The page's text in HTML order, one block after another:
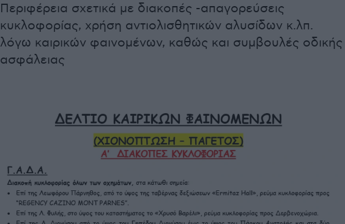
Περιφέρεια σχετικά με διακοπές -απαγορεύσεις
κυκλοφορίας, χρήση αντιολισθητικών αλυσίδων κ.λπ.
λόγω καιρικών φαινομένων, καθώς και συμβουλές οδικής
ασφάλειας